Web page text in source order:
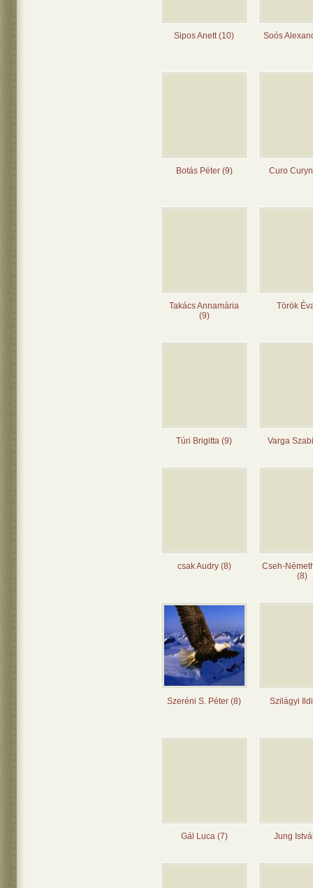
Sipos Anett (10) Soós
Botás Péter (9) Curo
Takács Annamária
(9)
Török
Túri Brigitta (9) Varga
csak Audry (8)
Cseh-
(8)
Szeréni S. Péter (8) Szilágyi
Gál Luca (7) Jung